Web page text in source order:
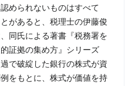
められないものはすべて
があると、税理士の伊藤俊
同氏による著書『税務署を
証拠の集め方』シリーズ
で破綻した銀行の株式が資
をもとに、株式が価値を持